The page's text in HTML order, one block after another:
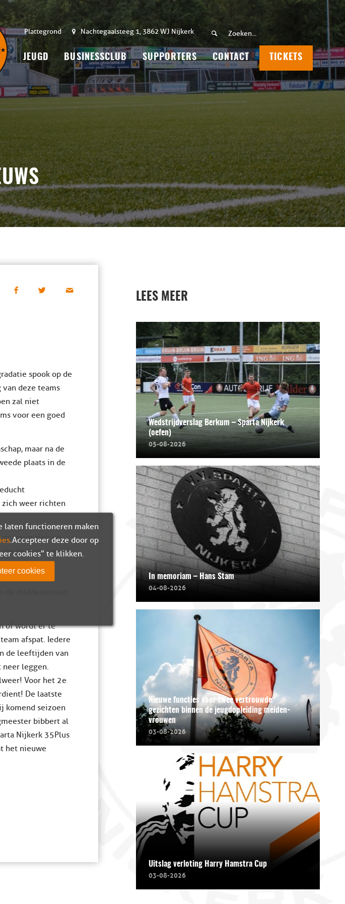
Plattegrond Nachtegaalsteeg 1, 3862 WJ Nijkerk
JEUGD BUSINESSCLUB SUPPORTERS CONTACT TICKETS
spook op de
deze teams
zal niet
voor een goed
maar na de
plaats in de
zich weer richten
terug zien op
team van
bovenste
middenstreep.
of wordt er te
afspat. Iedere
de leeftijden van
neer leggen.
Voor het 2e
De laatste
komend seizoen
bibbert al
Nijkerk 35Plus
het nieuwe
LEES MEER
Wedstrijdverslag Berkum – Sparta Nijkerk
(oefen)
05-08-2026
In memoriam – Hans Stam
04-08-2026
Nieuwe functies voor twee vertrouwde
gezichten binnen de jeugdopleiding meiden-
vrouwen
03-08-2026
Uitslag verloting Harry Hamstra Cup
03-08-2026
laten functioneren maken
. Accepteer deze door op
cookies" te klikken.
cookies